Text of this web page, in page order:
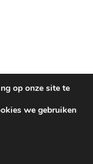
op onze site te
we gebruiken